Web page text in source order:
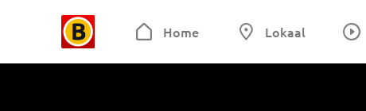
Home Lokaal